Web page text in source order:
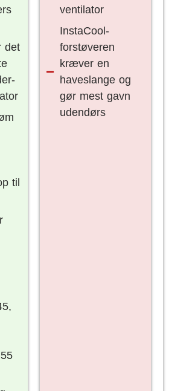
det
til
ventilator
InstaCool-
forstøveren
kræver en
haveslange og
gør mest gavn
udendørs